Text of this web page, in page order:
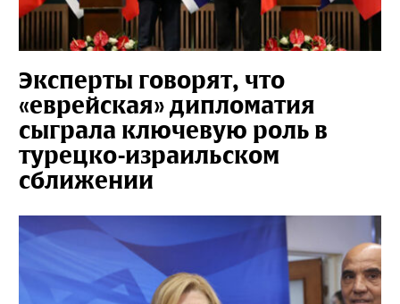
Эксперты говорят, что
«еврейская» дипломатия
сыграла ключевую роль в
турецко-израильском
сближении